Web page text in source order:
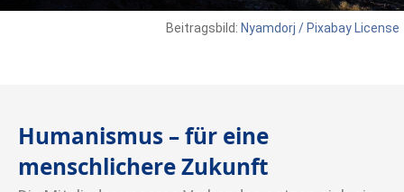
Beitragsbild: Nyamdorj / Pixabay License
Humanismus – für eine
menschlichere Zukunft